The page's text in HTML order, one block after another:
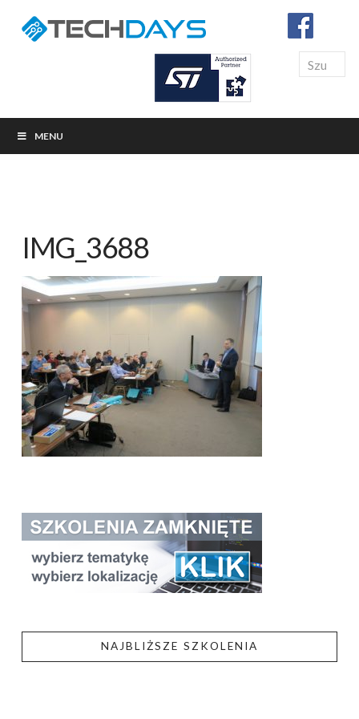
Search
MENU
IMG_3688
NAJBLIŻSZE SZKOLENIA